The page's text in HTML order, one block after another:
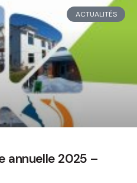
ACTUALITÉS
annuelle 2025 –